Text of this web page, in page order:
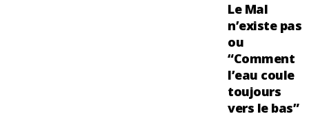
Le Mal
n’existe pas
ou
“Comment
l’eau coule
toujours
vers le bas”